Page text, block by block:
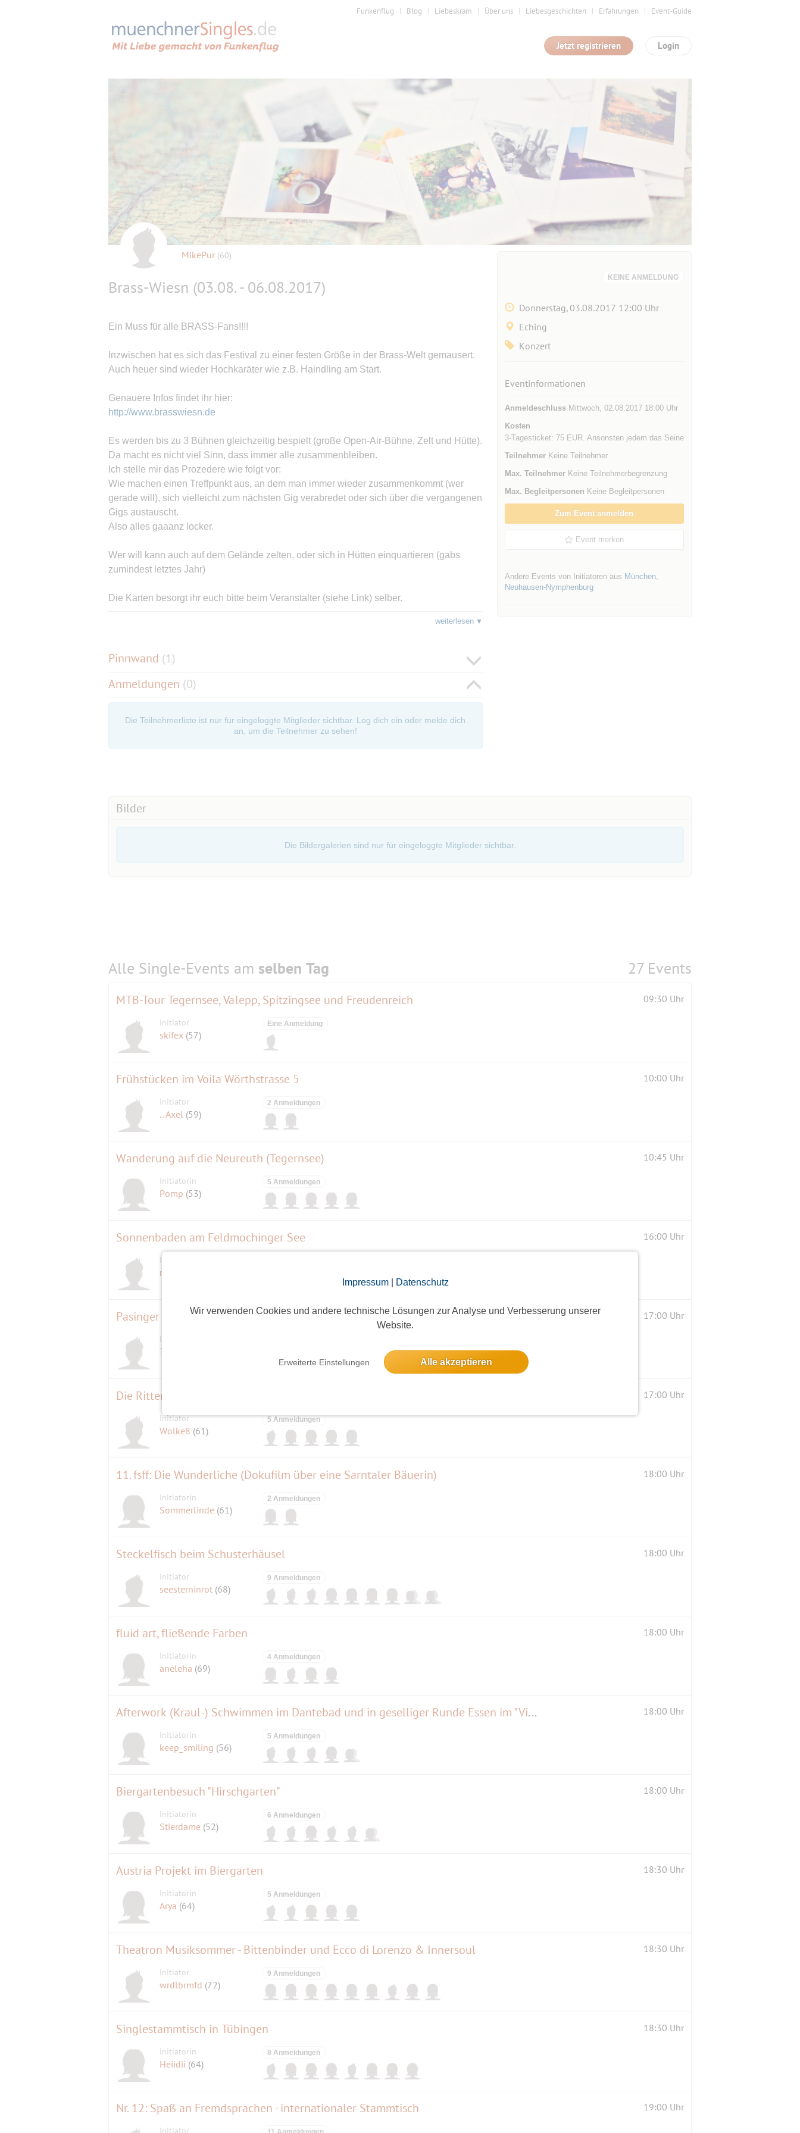
Impressum| Datenschutz
Wir verwenden Cookies und andere technische Lösungen zur Analyse und Verbesserung unserer
Website.
Erweiterte Einstellungen Alle akzeptieren
Funkenflug Blog Liebeskram Über uns Liebesgeschichten Erfahrungen Event-Guide
Login
Jetzt registrieren
MikePur (60)
Brass-Wiesn (03.08. - 06.08.2017)
Ein Muss für alle BRASS-Fans!!!!
Inzwischen hat es sich das Festival zu einer festen Größe in der Brass-Welt gemausert.
Auch heuer sind wieder Hochkaräter wie z.B. Haindling am Start.
Genauere Infos findet ihr hier:
http://www.brasswiesn.de
Es werden bis zu 3 Bühnen gleichzeitig bespielt (große Open-Air-Bühne, Zelt und Hütte).
Da macht es nicht viel Sinn, dass immer alle zusammenbleiben.
Ich stelle mir das Prozedere wie folgt vor:
Wie machen einen Treffpunkt aus, an dem man immer wieder zusammenkommt (wer
gerade will), sich vielleicht zum nächsten Gig verabredet oder sich über die vergangenen
Gigs austauscht.
Also alles gaaanz locker.
Wer will kann auch auf dem Gelände zelten, oder sich in Hütten einquartieren (gabs
zumindest letztes Jahr)
Die Karten besorgt ihr euch bitte beim Veranstalter (siehe Link) selber.
weiterlesen
Pinnwand (1)
Anmeldungen (0)
Die Teilnehmerliste ist nur für eingeloggte Mitglieder sichtbar. Log dich ein oder melde dich
an, um die Teilnehmer zu sehen!
KEINE ANMELDUNG
Donnerstag, 03.08.2017 12:00 Uhr
Eching
Konzert
Eventinformationen
AnmeldeschlussMittwoch, 02.08.2017 18:00 Uhr
Kosten
3-Tagesticket: 75 EUR. Ansonsten jedem das Seine
TeilnehmerKeine Teilnehmer
Max. TeilnehmerKeine Teilnehmerbegrenzung
Max. Begleitpersonen Keine Begleitpersonen
Zum Event anmelden
Event merken
Andere Events von Initiatoren aus München,
Neuhausen-Nymphenburg
Bilder
Die Bildergalerien sind nur für eingeloggte Mitglieder sichtbar.
Alle Single-Events am selben Tag 27 Events
MTB-Tour Tegernsee, Valepp, Spitzingsee und Freudenreich 09:30 Uhr
Initiator
skifex (57)
Eine Anmeldung
Frühstücken im Voila Wörthstrasse 5 10:00 Uhr
Initiator
.. Axel (59)
2 Anmeldungen
Wanderung auf die Neureuth (Tegernsee) 10:45 Uhr
Initiatorin
Pomp (53)
5 Anmeldungen
Sonnenbaden am Feldmochinger See 16:00 Uhr
Initiator
michaelausmuc
Pasinger Volksfest 17:00 Uhr
Initiator
Tanzmitmir2
Die Ritter der Kokosnuss 17:00 Uhr
Initiator
Wolke8 (61)
5 Anmeldungen
11. fsff: Die Wunderliche (Dokufilm über eine Sarntaler Bäuerin) 18:00 Uhr
Initiatorin
Sommerlinde (61)
2 Anmeldungen
Steckelfisch beim Schusterhäusel 18:00 Uhr
Initiator
seesterninrot (68)
9 Anmeldungen
fluid art, fließende Farben 18:00 Uhr
Initiatorin
aneleha (69)
4 Anmeldungen
Afterwork (Kraul-) Schwimmen im Dantebad und in geselliger Runde Essen im "Villa Dante" 18:00 Uhr
Initiatorin
keep_smiling (56)
5 Anmeldungen
Biergartenbesuch "Hirschgarten" 18:00 Uhr
Initiatorin
Stierdame (52)
6 Anmeldungen
Austria Projekt im Biergarten 18:30 Uhr
Initiatorin
Arya (64)
5 Anmeldungen
Theatron Musiksommer - Bittenbinder und Ecco di Lorenzo & Innersoul 18:30 Uhr
Initiator
wrdlbrmfd (72)
9 Anmeldungen
Singlestammtisch in Tübingen 18:30 Uhr
Initiatorin
Heiidii (64)
8 Anmeldungen
Nr. 12: Spaß an Fremdsprachen - internationaler Stammtisch 19:00 Uhr
Initiator